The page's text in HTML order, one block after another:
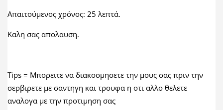
Απαιτούμενος χρόνος: 25 λεπτά.
Καλη σας απολαυση.
Tips = Μπορειτε να διακοσμησετε την μους σας πριν την
σερβιρετε με σαντηγη και τρουφα η οτι αλλο θελετε
αναλογα με την προτιμηση σας